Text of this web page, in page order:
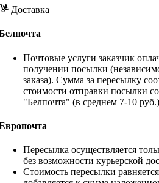
Доставка
Почтовые услуги заказчик
получении посылки
заказа). Сумма за пересылку
стоимости отправки посылки
"Белпочта" (в среднем 7-10 руб.)
Пересылка осуществляется
без возможности курьерской
Стоимость пересылки